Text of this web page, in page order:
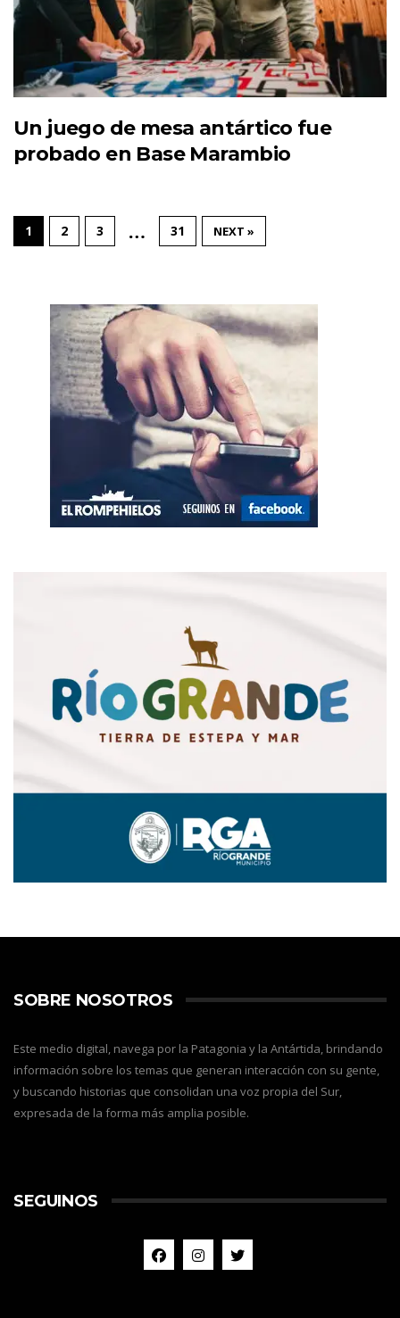
Un juego de mesa antártico fue
probado en Base Marambio
1 2 3 … 31 NEXT »
SOBRE NOSOTROS
Este medio digital, navega por la Patagonia y la Antártida, brindando
información sobre los temas que generan interacción con su gente,
y buscando historias que consolidan una voz propia del Sur,
expresada de la forma más amplia posible.
SEGUINOS